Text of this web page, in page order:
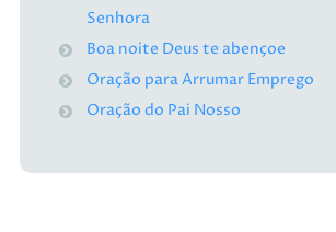
Senhora
Boa noite Deus te abençoe
Oração para Arrumar Emprego
Oração do Pai Nosso